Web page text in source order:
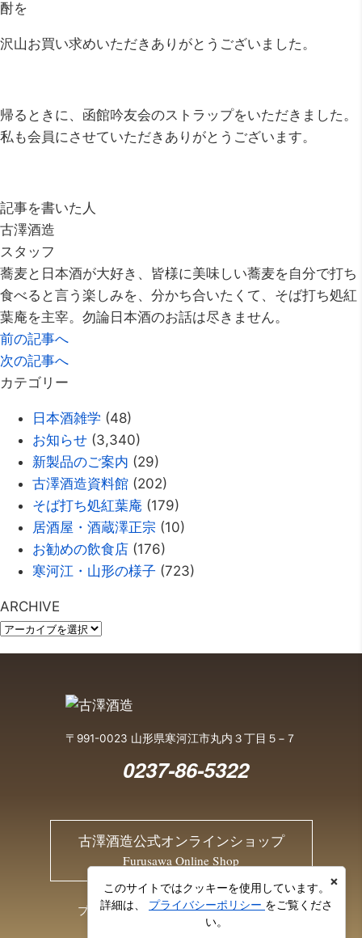
酎を
沢山お買い求めいただきありがとうございました。
帰るときに、函館吟友会のストラップをいただきました。
私も会員にさせていただきありがとうございます。
記事を書いた人
古澤酒造
スタッフ
蕎麦と日本酒が大好き、皆様に美味しい蕎麦を自分で打ち
食べると言う楽しみを、分かち合いたくて、そば打ち処紅
葉庵を主宰。勿論日本酒のお話は尽きません。
前の記事へ
次の記事へ
カテゴリー
日本酒雑学 (48)
お知らせ (3,340)
新製品のご案内 (29)
古澤酒造資料館 (202)
そば打ち処紅葉庵 (179)
居酒屋・酒蔵澤正宗 (10)
お勧めの飲食店 (176)
寒河江・山形の様子 (723)
ARCHIVE
〒991-0023 山形県寒河江市丸内３丁目５−７
0237-86-5322
古澤酒造公式オンラインショップ
Furusawa Online Shop
プライバシーポリシー お問い合わせ
このサイトではクッキーを使用しています。
詳細は、 プライバシーポリシー をご覧くださ
い。
×